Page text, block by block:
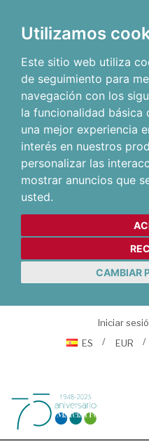
Utilizamos
Este sitio web utiliza
de seguimiento para
navegación con los
la funcionalidad básica
una mejor experiencia
interés en nuestros
personalizar las
mostrar anuncios que
usted.
CAMBIAR
Iniciar
ES
EUR